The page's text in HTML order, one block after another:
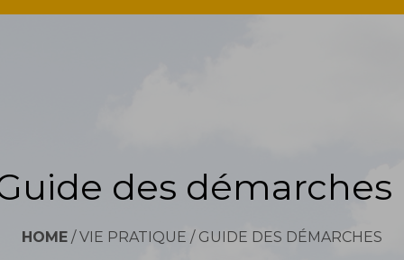
des démarches
HOME /VIE PRATIQUE / GUIDE DES DÉMARCHES